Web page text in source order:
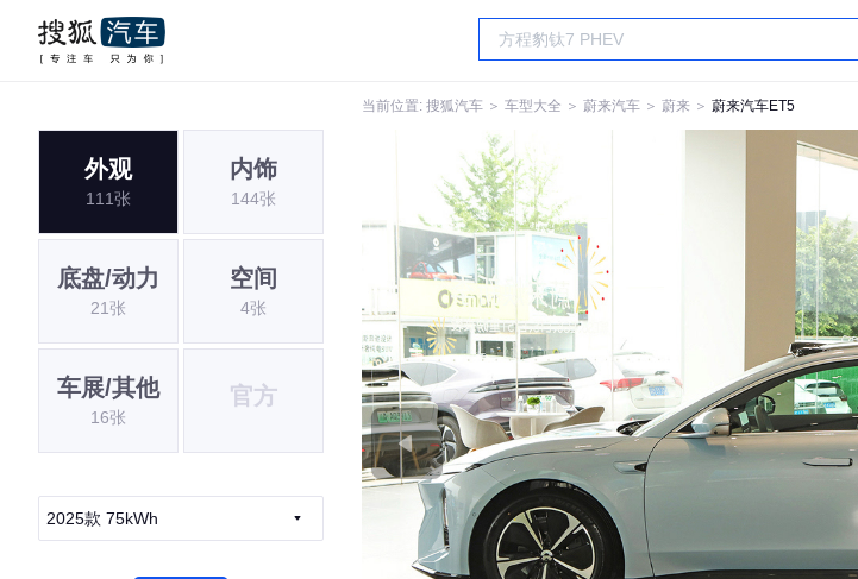
当前位置: 搜狐汽车 ＞ 车型大全 ＞ 蔚来汽车 ＞ 蔚来 ＞ 蔚来汽车ET5
外观
111张
内饰
144张
底盘/动力
21张
空间
4张
车展/其他
16张
官方
2025款 75kWh